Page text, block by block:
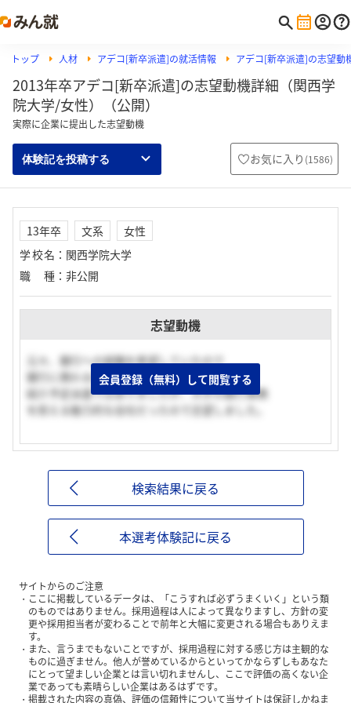
トップ 人材 アデコ[新卒派遣]の就活情報 アデコ[新卒派遣]の志望動
2013年卒アデコ[新卒派遣]の志望動機詳細（関西学
院大学/女性）（公開）
実際に企業に提出した志望動機
体験記を投稿する お気に入り (1586)
13年卒 文系
女性
学校名 ： 関西学院大学
職種 ： 非公開
志望動機
元々、銀行への就職を希望していたので
銀行に携わる仕事がしたかった。
紹介予定派遣ではありましたが、大手の銀行事務
を担える魅力的な会社だったので志望しました。
会員登録（無料）して閲覧する
検索結果に戻る
本選考体験記に戻る
サイトからのご注意
ここに掲載しているデータは、「こうすれば必ずうまくいく」という類
のものではありません。採用過程は人によって異なりますし、方針の変
更や採用担当者が変わることで前年と大幅に変更される場合もありえま
す。
また、言うまでもないことですが、採用過程に対する感じ方は主観的な
ものに過ぎません。他人が誉めているからといってかならずしもあなた
にとって望ましい企業とは言い切れませんし、ここで評価の高くない企
業であっても素晴らしい企業はあるはずです。
掲載された内容の真偽、評価の信頼性について当サイトは保証しかねま